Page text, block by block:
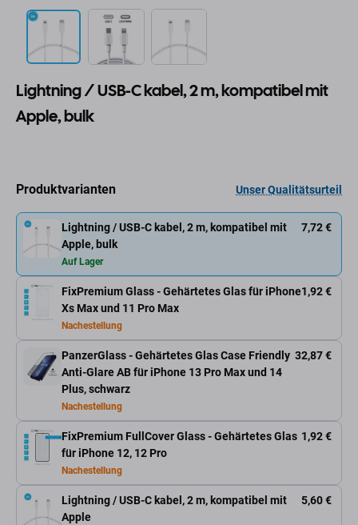
Lightning / USB-C kabel, 2 m, kompatibel mit
Apple, bulk
Produktvarianten Unser Qualitätsurteil
FixPremium Glass - Gehärtetes Glas für iPhone
Xs Max und 11 Pro Max
1,92 €
Nachestellung
PanzerGlass - Gehärtetes Glas Case Friendly
Anti-Glare AB für iPhone 13 Pro Max und 14
Plus, schwarz
32,87 €
Nachestellung
FixPremium FullCover Glass - Gehärtetes Glas
für iPhone 12, 12 Pro
1,92 €
Nachestellung
Lightning / USB-C kabel, 2 m, kompatibel mit
Apple
5,60 €
Lightning / USB-C kabel, 2 m, kompatibel mit
Apple, bulk
7,72 €
Auf Lager